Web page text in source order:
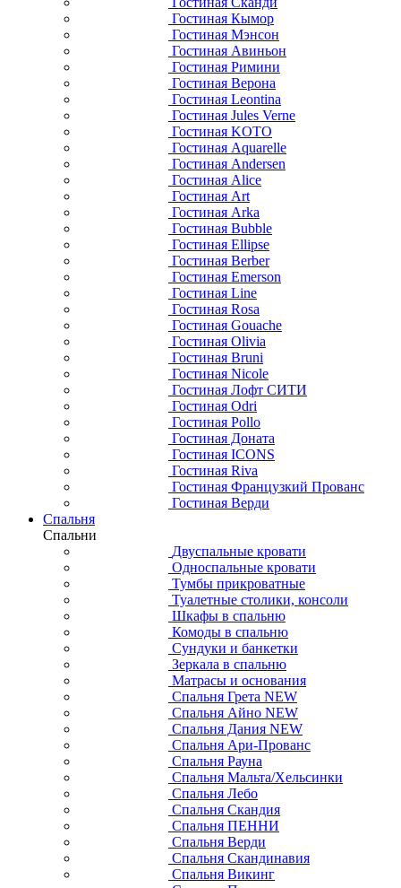
Гостиная Кымор
Гостиная Мэнсон
Гостиная Авиньон
Гостиная Римини
Гостиная Верона
Гостиная Leontina
Гостиная Jules Verne
Гостиная KOTO
Гостиная Aquarelle
Гостиная Andersen
Гостиная Alice
Гостиная Art
Гостиная Arka
Гостиная Bubble
Гостиная Ellipse
Гостиная Berber
Гостиная Emerson
Гостиная Line
Гостиная Rosa
Гостиная Gouache
Гостиная Olivia
Гостиная Bruni
Гостиная Nicole
Гостиная Лофт СИТИ
Гостиная Odri
Гостиная Pollo
Гостиная Доната
Гостиная ICONS
Гостиная Riva
Гостиная Французкий Прованс
Гостиная Верди
Спальня
Спальни
Двуспальные кровати
Односпальные кровати
Тумбы прикроватные
Туалетные столики, консоли
Шкафы в спальню
Комоды в спальню
Сундуки и банкетки
Зеркала в спальню
Матрасы и основания
Спальня Грета NEW
Спальня Айно NEW
Спальня Дания NEW
Спальня Ари-Прованс
Спальня Рауна
Спальня Мальта/Хельсинки
Спальня Лебо
Спальня Скандия
Спальня ПЕННИ
Спальня Верди
Спальня Скандинавия
Спальня Викинг